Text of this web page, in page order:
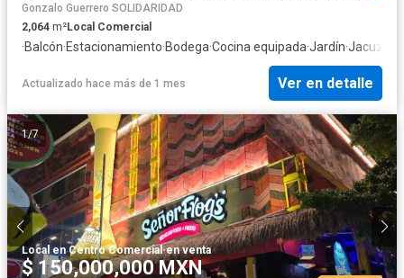
Gonzalo Guerrero SOLIDARIDAD
2,064 m²Local Comercial
·Balcón·Estacionamiento·Bodega·Cocina equipada·Jardín·Jacuzzi
Actualizado hace más de 1 mes Ver en detalle
1/7
Local en Centro Comercial·en venta
$ 150,000,000 MXN